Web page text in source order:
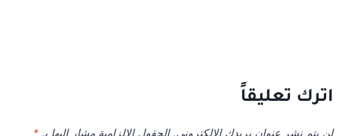
اترك تعليقاً
لن يتم نشر عنوان بريدك الإلكتروني. الحقول الإلزامية مشار إليها بـ *